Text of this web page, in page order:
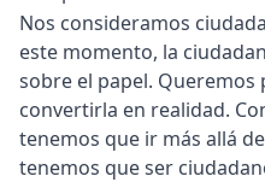
Nos consideramos
este momento, la
sobre el papel.
convertirla en realidad.
tenemos que ir más allá
tenemos que ser